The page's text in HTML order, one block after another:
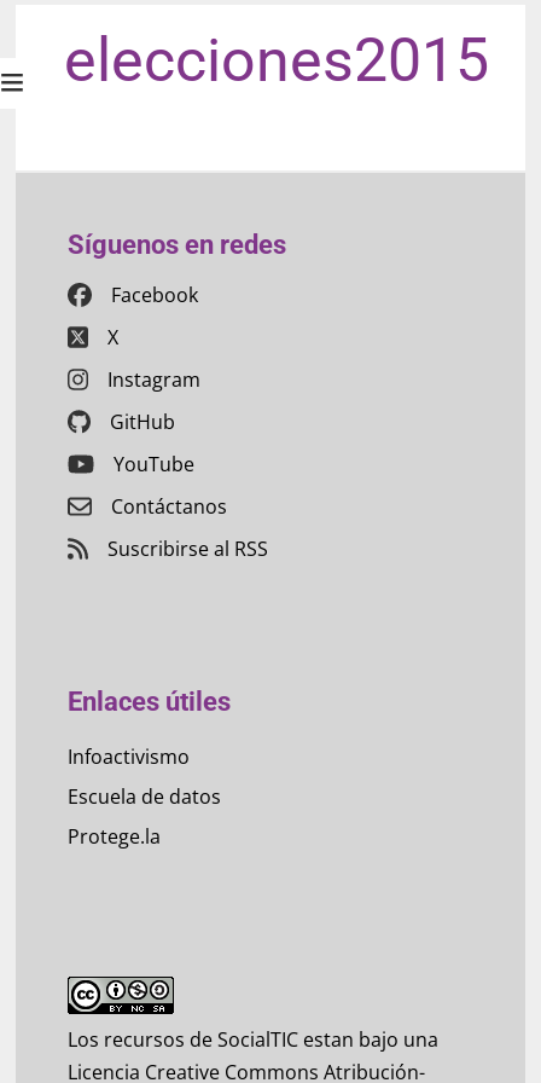
elecciones2015
Síguenos en redes
Facebook
X
Instagram
GitHub
YouTube
Contáctanos
Suscribirse al RSS
Enlaces útiles
Infoactivismo
Escuela de datos
Protege.la
Los recursos de SocialTIC estan bajo una
Licencia Creative Commons Atribución-